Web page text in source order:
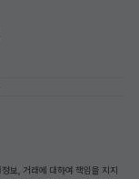
보, 거래에 대하여 책임을 지지